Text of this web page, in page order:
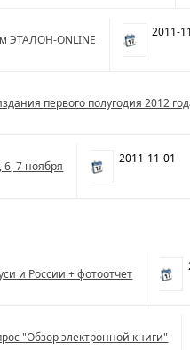
ЭТАЛОН-ONLINE
2011-
первого полугодия 2012
6, 7 ноября
2011-11-01
и России + фотоотчет
"Обзор электронной книги"